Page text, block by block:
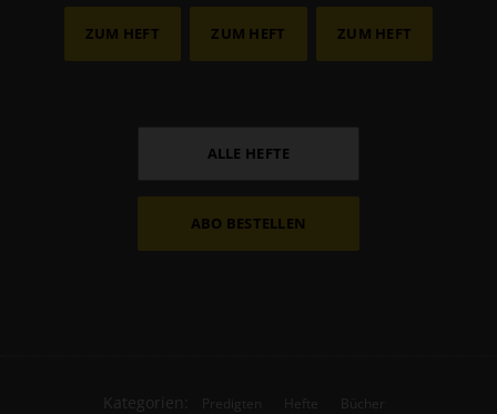
ZUM HEFT ZUM HEFT ZUM HEFT
ALLE HEFTE
ABO BESTELLEN
Kategorien: Predigten Hefte Bücher